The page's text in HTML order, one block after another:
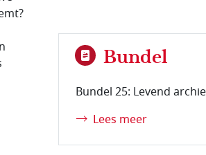
Bundel
Bundel 25: Levend
Lees meer